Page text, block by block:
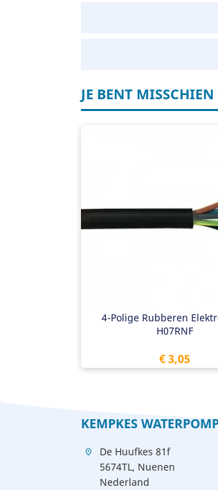
JE BENT
4-Polige Rubberen
H07RNF
Prijs
€ 3,05
KEMPKES
location_on
De Huufkes 81f
5674TL, Nuenen
Nederland